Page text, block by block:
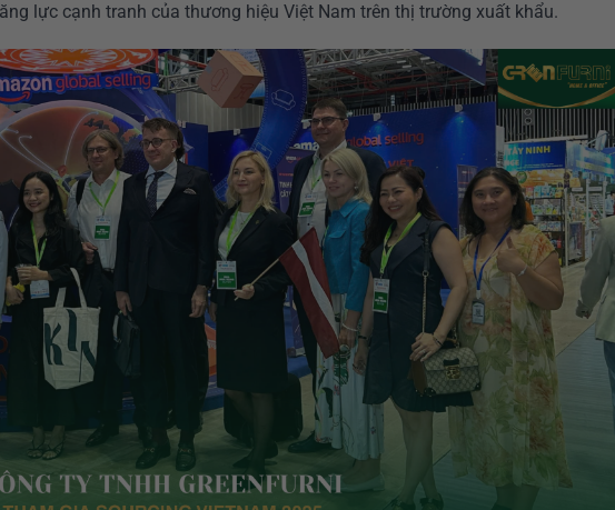
lực cạnh tranh của thương hiệu Việt Nam trên thị trường xuất khẩu.